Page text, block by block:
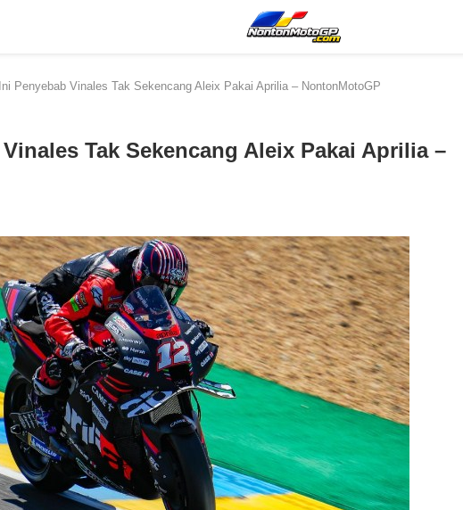
Penyebab Vinales Tak Sekencang Aleix Pakai Aprilia – NontonMotoGP
Tak Sekencang Aleix Pakai Aprilia –